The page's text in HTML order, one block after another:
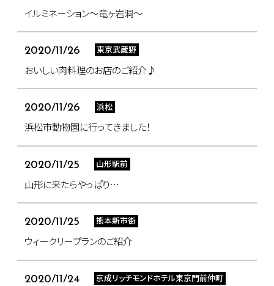
イルミネーション～竜ヶ岩洞～
2020/11/26 東京武蔵野
おいしい肉料理のお店のご紹介♪
2020/11/26 浜松
浜松市動物園に行ってきました！
2020/11/25 山形駅前
山形に来たらやっぱり…
2020/11/25 熊本新市街
ウィークリープランのご紹介
2020/11/24 京成リッチモンドホテル東京門前仲町